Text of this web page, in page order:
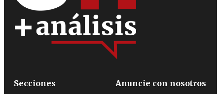
Secciones
Anuncie con nosotros